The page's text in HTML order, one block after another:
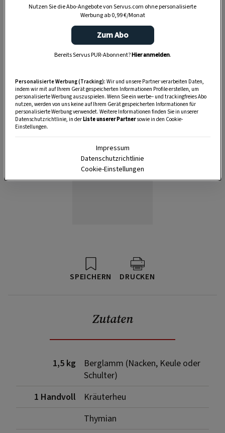
SPEICHERN DRUCKEN
Zutaten
1,5 kg
Berglamm (Nacken, Keule oder
Schulter)
1 Handvoll
Kräuterheu
Thymian
Nutzen Sie die Abo-Angebote von Servus.com ohne personalisierte
Werbung ab 0,99 €/Monat
Zum Abo
Bereits Servus PUR-Abonnent?Hier anmelden.
Personalisierte Werbung (Tracking): Wir und unsere Partner verarbeiten Daten,
indem wir mit auf Ihrem Gerät gespeicherten Informationen Profile erstellen, um
personalisierte Werbung auszuspielen. Wenn Sie ein werbe– und trackingfreies Abo
nutzen, werden von uns keine auf Ihrem Gerät gespeicherten Informationen für
personalisierte Werbung verwendet. Weitere Informationen finden Sie in unserer
Datenschutzrichtlinie, in derListe unserer Partnersowie in den Cookie-
Einstellungen.
Impressum
Datenschutzrichtlinie
Cookie-Einstellungen